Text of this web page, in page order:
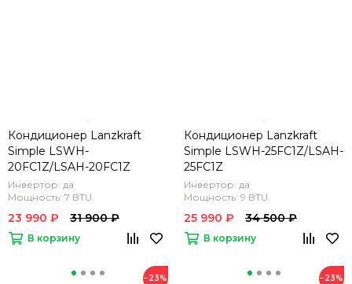
Кондиционер Lanzkraft
Simple LSWH-
20FC1Z/LSAH-20FC1Z
Инвертор: да
Мощность: 7 BTU
23 990 ₽ 31 900 ₽
В корзину
Кондиционер Lanzkraft
Simple LSWH-25FC1Z/LSAH-
25FC1Z
Инвертор: да
Мощность: 9 BTU
25 990 ₽ 34 500 ₽
В корзину
−23% −23%